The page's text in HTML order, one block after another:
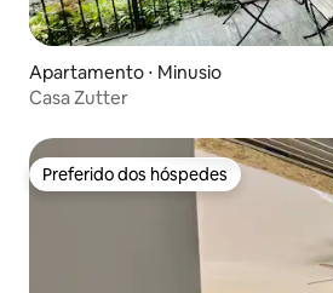
Apartamento ⋅ Minusio
Casa Zutter
Preferido dos hóspedes
Preferido dos hóspedes